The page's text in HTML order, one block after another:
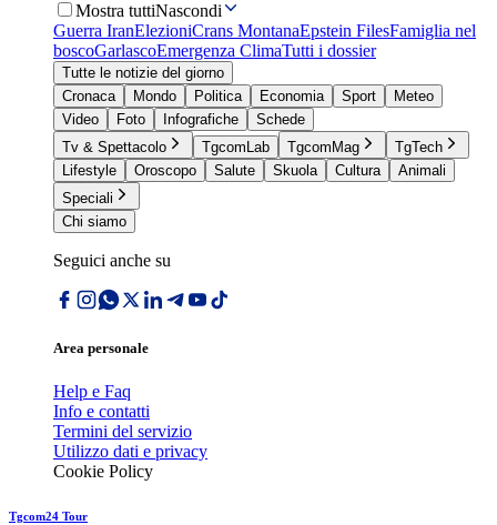
Mostra tuttiNascondi
Guerra IranElezioniCrans MontanaEpstein FilesFamiglia nel
boscoGarlascoEmergenza ClimaTutti i dossier
Tutte le notizie del giorno
Cronaca
Mondo Politica Economia Sport
Meteo
Video
Foto Infografiche
Schede
Tv & Spettacolo
TgcomLab TgcomMag
TgTech
Lifestyle
Oroscopo Salute Skuola Cultura
Animali
Speciali
Chi siamo
Seguici anche su
Area personale
Help e Faq
Info e contatti
Termini del servizio
Utilizzo dati e privacy
Cookie Policy
Tgcom24 Tour